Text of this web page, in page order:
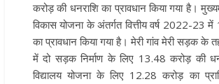
करोड़ की धनराशि का प्रावधान किया गया है।
विकास योजना के अंतर्गत वित्तीय वर्ष 2022-23
का प्रावधान किया गया है। मेरी गांव मेरी सड़क के
में दो सड़क निर्माण के लिए 13.48 करोड़ की
विद्यालय योजना के लिए 12.28 करोड़ का